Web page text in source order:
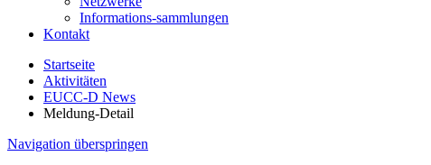
Informations-sammlungen
Kontakt
Startseite
Aktivitäten
EUCC-D News
Meldung-Detail
Navigation überspringen